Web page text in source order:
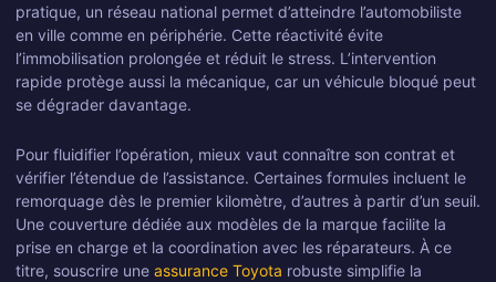
pratique, un réseau national permet d’atteindre l’automobiliste
en ville comme en périphérie. Cette réactivité évite
l’immobilisation prolongée et réduit le stress. L’intervention
rapide protège aussi la mécanique, car un véhicule bloqué peut
se dégrader davantage.
Pour fluidifier l’opération, mieux vaut connaître son contrat et
vérifier l’étendue de l’assistance. Certaines formules incluent le
remorquage dès le premier kilomètre, d’autres à partir d’un seuil.
Une couverture dédiée aux modèles de la marque facilite la
prise en charge et la coordination avec les réparateurs. À ce
titre, souscrire une assurance Toyota robuste simplifie la